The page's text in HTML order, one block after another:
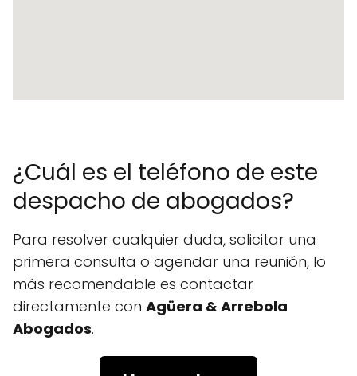
¿Cuál es el teléfono de este
despacho de abogados?
Para resolver cualquier duda, solicitar una
primera consulta o agendar una reunión, lo
más recomendable es contactar
directamente con Agüera & Arrebola
Abogados.